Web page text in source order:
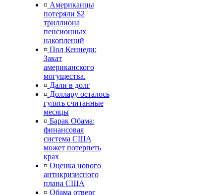
¤ Американцы
потеряли $2
триллиона
пенсионных
накоплений
¤ Пол Кеннеди:
Закат
американского
могущества.
¤ Дали в долг
¤ Доллару осталось
гулять считанные
месяцы
¤ Барак Обама:
финансовая
система США
может потерпеть
крах
¤ Оценка нового
антикризисного
плана США
¤ Обама отверг